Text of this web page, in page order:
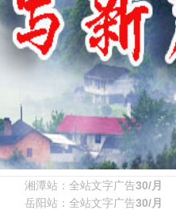
湘潭站：全站文字广告30/月
岳阳站：全站文字广告30/月